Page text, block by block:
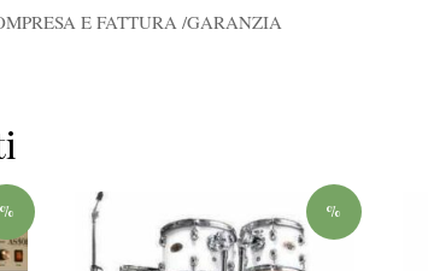
E FATTURA /GARANZIA
% %